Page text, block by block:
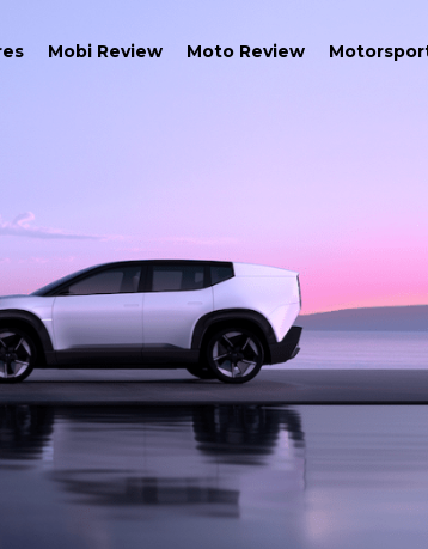
Mobi Review Moto Review